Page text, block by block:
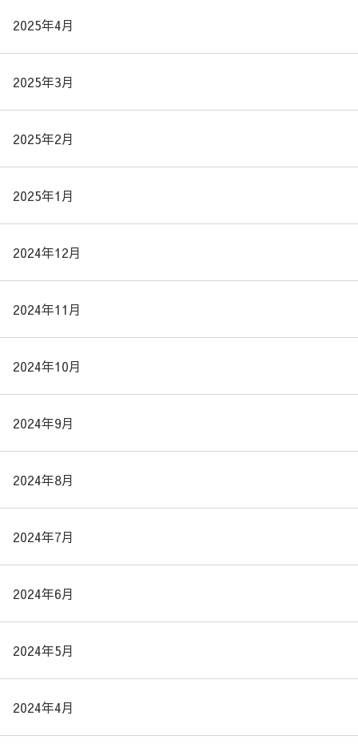
2025年4月
2025年3月
2025年2月
2025年1月
2024年12月
2024年11月
2024年10月
2024年9月
2024年8月
2024年7月
2024年6月
2024年5月
2024年4月